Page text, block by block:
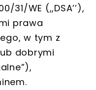
31/WE (,,DSA’’),
prawa
w tym z
dobrymi